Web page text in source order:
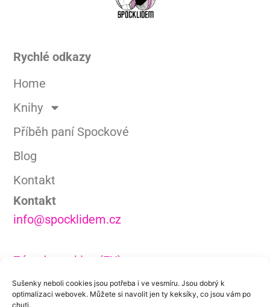
Sušenky neboli cookies jsou potřeba i ve vesmíru. Jsou dobrý k
optimalizaci webovek. Můžete si navolit jen ty keksíky, co jsou vám po
chuti.
Rychlé odkazy
Home
Knihy
Příběh paní Spockové
Blog
Kontakt
Kontakt
info@spocklidem.cz
Zásady cookies (EU)
Ochrana osobních údajů
Média